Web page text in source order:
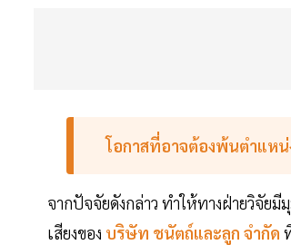
โอกาสที่อาจต้องพ้นตำแหน่
จากปัจจัยดังกล่าว ทำให้ทางฝ่ายวิจัย
เสียงของ บริษัท ชนัตถ์และลูก จำกัด